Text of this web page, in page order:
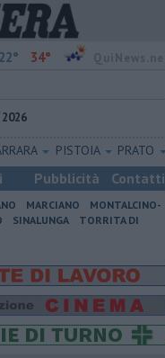
22° 34°
PISTOIA PRATO
Pubblicità Contatti
MARCIANO
MONTALCINO-
SINALUNGA
TORRITA DI